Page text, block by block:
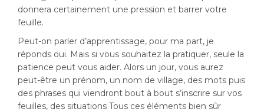
donnera certainement une pression et barrer votre
feuille.
Peut-on parler d’apprentissage, pour ma part, je
réponds oui. Mais si vous souhaitez la pratiquer, seule la
patience peut vous aider. Alors un jour, vous aurez
peut-être un prénom, un nom de village, des mots puis
des phrases qui viendront bout à bout s’inscrire sur vos
feuilles, des situations Tous ces éléments bien sûr